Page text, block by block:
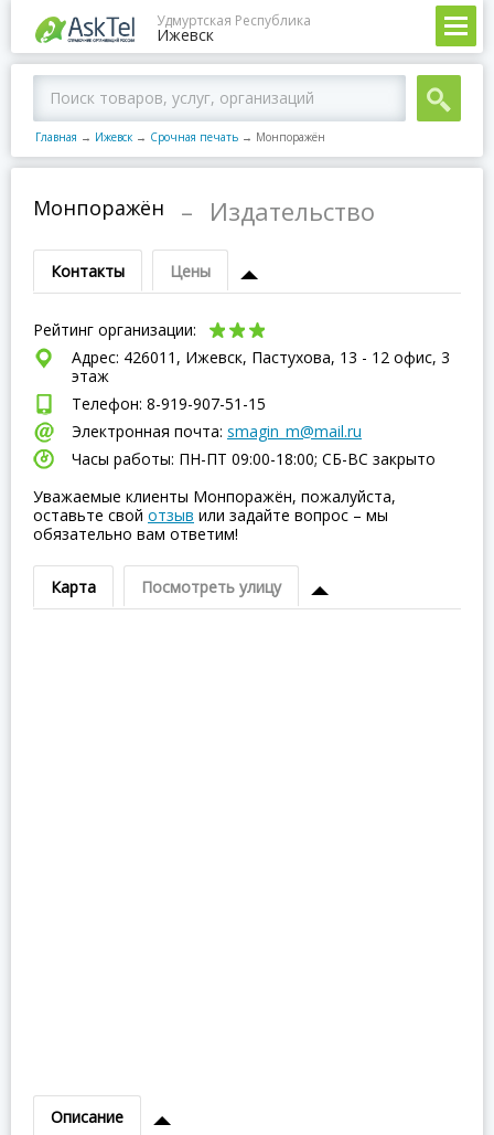
Удмуртская Республика
Ижевск
Главная → Ижевск → Срочная печать → Монпоражён
Монпоражён – Издательство
Контакты Цены
Рейтинг организации:
Адрес: 426011, Ижевск, Пастухова, 13 - 12 офис, 3
этаж
Телефон: 8-919-907-51-15
Электронная почта: smagin_m@mail.ru
Часы работы: ПН-ПТ 09:00-18:00; СБ-ВC закрыто
Уважаемые клиенты Монпоражён, пожалуйста,
оставьте свой отзыв или задайте вопрос – мы
обязательно вам ответим!
Карта Посмотреть улицу
Описание